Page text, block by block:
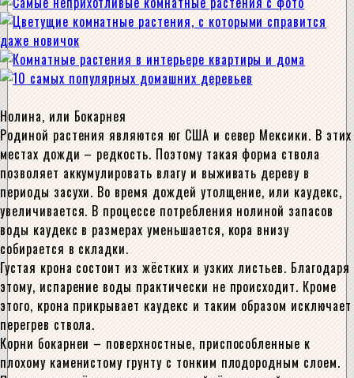
Нолина, или Бокарнея
Родиной растения являются юг США и север Мексики. В этих
местах дожди – редкость. Поэтому такая форма ствола
позволяет аккумулировать влагу и выживать дереву в
периоды засухи. Во время дождей утолщение, или каудекс,
увеличивается. В процессе потребления нолиной запасов
воды каудекс в размерах уменьшается, кора внизу
собирается в складки.
Густая крона состоит из жёстких и узких листьев. Благодаря
этому, испарение воды практически не происходит. Кроме
этого, крона прикрывает каудекс и таким образом исключает
перегрев ствола.
Корни бокарнеи – поверхностные, приспособленные к
плохому каменистому грунту с тонким плодородным слоем.